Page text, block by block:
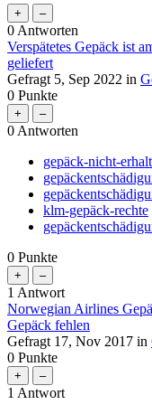
0 Antworten
Verspätetes Gepäck ist
geliefert
Gefragt 5, Sep 2022 in
0 Punkte
0 Antworten
gepäck-nicht-
klm-gepäck-rechte
0 Punkte
1 Antwort
Norwegian Airlines
Gepäck fehlen
Gefragt 17, Nov 2017 in
0 Punkte
1 Antwort